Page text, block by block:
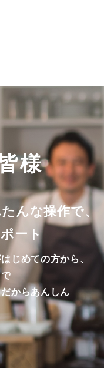
様
んな操作で、
ート
じめての方から、
からあんしん